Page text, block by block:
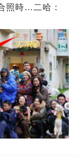
照時…二哈：